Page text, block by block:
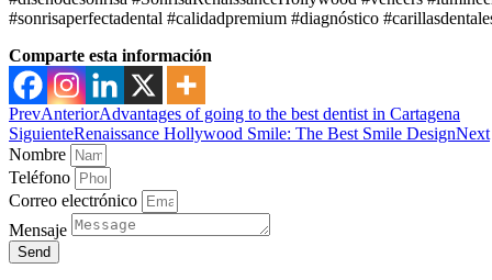
#sonrisaperfectadental #calidadpremium #diagnóstico
Comparte esta información
PrevAnteriorAdvantages of going to the best dentist in Cartagena
SiguienteRenaissance Hollywood Smile: The Best Smile DesignNext
Nombre
Teléfono
Correo electrónico
Mensaje
Send